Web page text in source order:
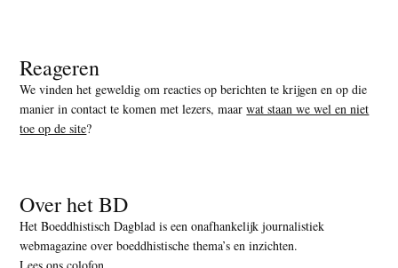
Reageren
We vinden het geweldig om reacties op berichten te krijgen en op die
manier in contact te komen met lezers, maarwat staan we wel en niet
toe op de site?
Over het BD
Het Boeddhistisch Dagblad is een onafhankelijk journalistiek
webmagazine over boeddhistische thema’s en inzichten.